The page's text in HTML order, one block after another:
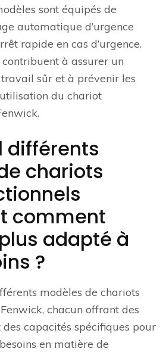
sont équipés de
automatique d’urgence
rapide en cas d’urgence.
contribuent à assurer un
sûr et à prévenir les
du chariot
chariots
comment
adapté à
?
modèles de chariots
chacun offrant des
capacités spécifiques pour
en matière de